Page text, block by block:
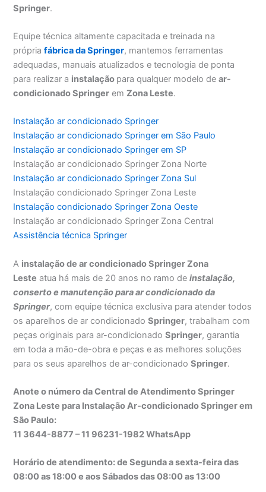
Springer.
Equipe técnica altamente capacitada e treinada na
própriafábrica da Springer, mantemos ferramentas
adequadas, manuais atualizados e tecnologia de ponta
para realizar a instalação para qualquer modelo dear-
condicionado Springer emZona Leste.
Instalação ar condicionado Springer
Instalação ar condicionado Springer em São Paulo
Instalação ar condicionado Springer em SP
Instalação ar condicionado Springer Zona Norte
Instalação ar condicionado Springer Zona Sul
Instalação condicionado Springer Zona Leste
Instalação condicionado Springer Zona Oeste
Instalação ar condicionado Springer Zona Central
Assistência técnica Springer
A instalação de ar condicionado Springer Zona
Leste atua há mais de 20 anos no ramo deinstalação,
conserto e manutenção para ar condicionado da
Springer, com equipe técnica exclusiva para atender todos
os aparelhos de ar condicionadoSpringer, trabalham com
peças originais para ar-condicionadoSpringer, garantia
em toda a mão-de-obra e peças e as melhores soluções
para os seus aparelhos de ar-condicionadoSpringer.
Anote o número da Central de Atendimento Springer
Zona Leste para Instalação Ar-condicionado Springer em
São Paulo:
11 3644-8877 – 11 96231-1982 WhatsApp
Horário de atendimento: de Segunda a sexta-feira das
08:00 as 18:00 e aos Sábados das 08:00 as 13:00